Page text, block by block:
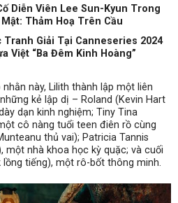
Diễn Viên Lee Sun-Kyun Trong
Thảm Hoạ Trên Cầu
Tranh Giải Tại Canneseries 2024
Việt “Ba Đêm Kinh Hoàng”
này, Lilith thành lập một liên
kẻ lập dị – Roland (Kevin Hart
dạn kinh nghiệm; Tiny Tina
cô nàng tuổi teen điên rồ cùng
thủ vai); Patricia Tannis
một nhà khoa học kỳ quặc; và cuối
tiếng), một rô-bốt thông minh.